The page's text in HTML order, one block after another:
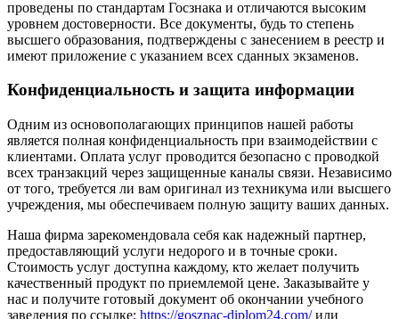
проведены по стандартам Госзнака и отличаются высоким
уровнем достоверности. Все документы, будь то степень
высшего образования, подтверждены с занесением в реестр и
имеют приложение с указанием всех сданных экзаменов.
Конфиденциальность и защита информации
Одним из основополагающих принципов нашей работы
является полная конфиденциальность при взаимодействии с
клиентами. Оплата услуг проводится безопасно с проводкой
всех транзакций через защищенные каналы связи. Независимо
от того, требуется ли вам оригинал из техникума или высшего
учреждения, мы обеспечиваем полную защиту ваших данных.
Наша фирма зарекомендовала себя как надежный партнер,
предоставляющий услуги недорого и в точные сроки.
Стоимость услуг доступна каждому, кто желает получить
качественный продукт по приемлемой цене. Заказывайте у
нас и получите готовый документ об окончании учебного
заведения по ссылке: https://gosznac-diplom24.com/или